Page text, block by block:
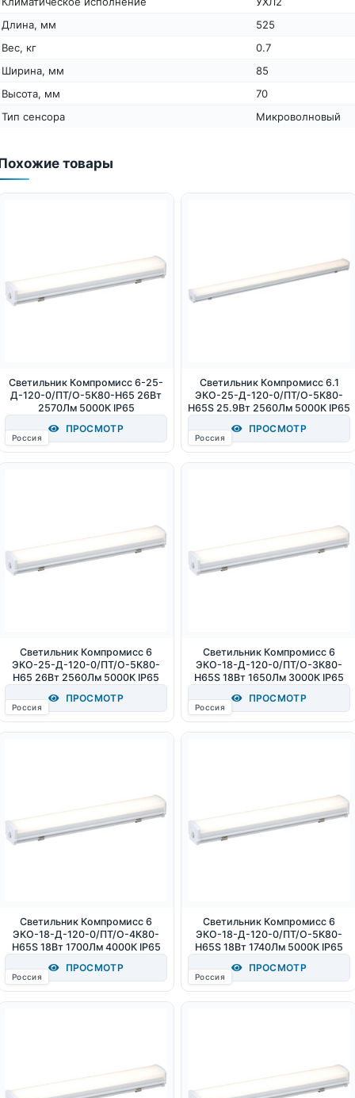
Длина, мм
525
Вес, кг
0.7
Ширина, мм
85
Высота, мм
70
Тип сенсора
Микроволновый
товары
Светильник Компромисс 6-25-
Д-120-0/ПТ/О-5К80-Н65 26Вт
2570Лм 5000К IP65
ПРОСМОТР
Россия
Светильник Компромисс 6.1
ЭКО-25-Д-120-0/ПТ/О-5К80-
Н65S 25.9Вт 2560Лм 5000К IP65
ПРОСМОТР
Россия
Светильник Компромисс 6
ЭКО-25-Д-120-0/ПТ/О-5К80-
Н65 26Вт 2560Лм 5000К IP65
ПРОСМОТР
Россия
Светильник Компромисс 6
ЭКО-18-Д-120-0/ПТ/О-3К80-
Н65S 18Вт 1650Лм 3000К IP65
ПРОСМОТР
Россия
Светильник Компромисс 6
ЭКО-18-Д-120-0/ПТ/О-4К80-
Н65S 18Вт 1700Лм 4000К IP65
ПРОСМОТР
Россия
Светильник Компромисс 6
ЭКО-18-Д-120-0/ПТ/О-5К80-
Н65S 18Вт 1740Лм 5000К IP65
ПРОСМОТР
Россия